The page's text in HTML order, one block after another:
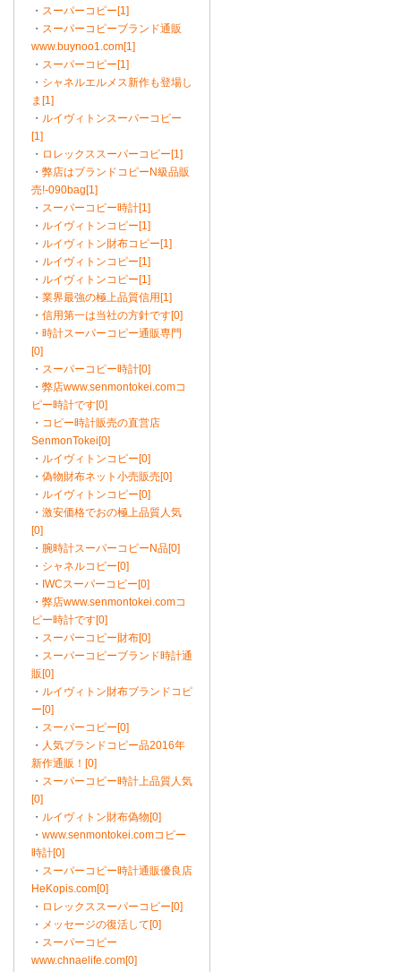
・ スーパーコピー[1]
・ スーパーコピーブランド通販
www.buynoo1.com[1]
・ スーパーコピー[1]
・ シャネルエルメス新作も登場し
ま[1]
・ ルイヴィトンスーパーコピー
[1]
・ ロレックススーパーコピー[1]
・ 弊店はブランドコピーN級品販
売!-090bag[1]
・ スーパーコピー時計[1]
・ ルイヴィトンコピー[1]
・ ルイヴィトン財布コピー[1]
・ ルイヴィトンコピー[1]
・ ルイヴィトンコピー[1]
・ 業界最強の極上品質信用[1]
・ 信用第一は当社の方針です[0]
・ 時計スーパーコピー通販専門
[0]
・ スーパーコピー時計[0]
・ 弊店www.senmontokei.comコ
ピー時計です[0]
・ コピー時計販売の直営店
SenmonTokei[0]
・ ルイヴィトンコピー[0]
・ 偽物財布ネット小売販売[0]
・ ルイヴィトンコピー[0]
・ 激安価格でおの極上品質人気
[0]
・ 腕時計スーパーコピーN品[0]
・ シャネルコピー[0]
・ IWCスーパーコピー[0]
・ 弊店www.senmontokei.comコ
ピー時計です[0]
・ スーパーコピー財布[0]
・ スーパーコピーブランド時計通
販[0]
・ ルイヴィトン財布ブランドコピ
ー[0]
・ スーパーコピー[0]
・ 人気ブランドコピー品2016年
新作通販！[0]
・ スーパーコピー時計上品質人気
[0]
・ ルイヴィトン財布偽物[0]
・ www.senmontokei.comコピー
時計[0]
・ スーパーコピー時計通販優良店
HeKopis.com[0]
・ ロレックススーパーコピー[0]
・ メッセージの復活して[0]
・ スーパーコピー
www.chnaelife.com[0]